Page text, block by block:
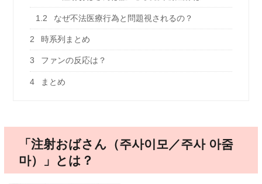
1.2 なぜ不法医療行為と問題視されるの？
2 時系列まとめ
3 ファンの反応は？
4 まとめ
「注射おばさん（주사이모／주사 아줌
마）」とは？